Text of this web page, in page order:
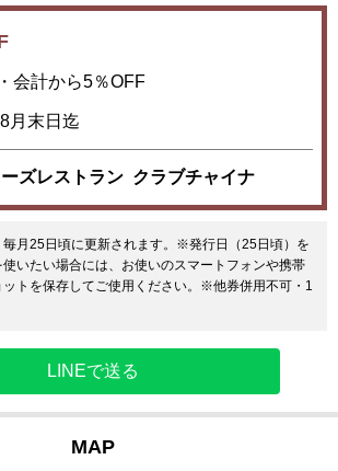
会計から5％OFF
月末日迄
ズレストラン クラブチャイナ
月25日頃に更新されます。※発行日（25日頃）を
いたい場合には、お使いのスマートフォンや携帯
トを保存してご使用ください。※他券併用不可・1
LINEで送る
MAP